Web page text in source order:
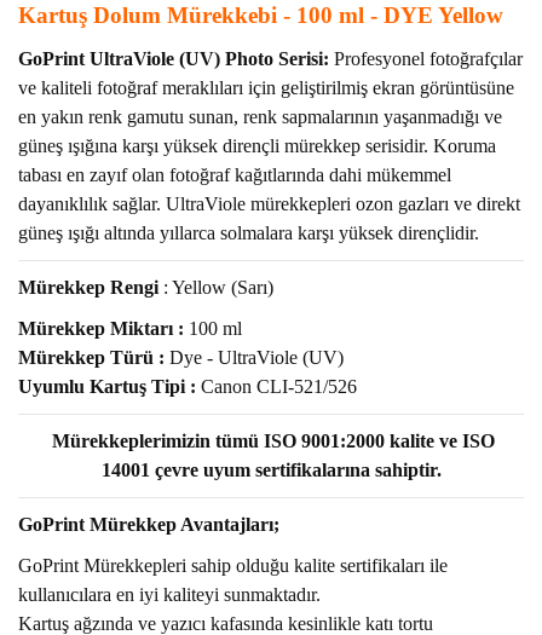
Kartuş Dolum Mürekkebi - 100 ml - DYE Yellow
GoPrint UltraViole (UV) Photo Serisi: Profesyonel fotoğrafçılar
ve kaliteli fotoğraf meraklıları için geliştirilmiş ekran görüntüsüne
en yakın renk gamutu sunan, renk sapmalarının yaşanmadığı ve
güneş ışığına karşı yüksek dirençli mürekkep serisidir. Koruma
tabası en zayıf olan fotoğraf kağıtlarında dahi mükemmel
dayanıklılık sağlar. UltraViole mürekkepleri ozon gazları ve direkt
güneş ışığı altında yıllarca solmalara karşı yüksek dirençlidir.
Mürekkep Rengi : Yellow (Sarı)
Mürekkep Miktarı : 100 ml
Mürekkep Türü : Dye - UltraViole (UV)
Uyumlu Kartuş Tipi : Canon CLI-521/526
Mürekkeplerimizin tümü ISO 9001:2000 kalite ve ISO
14001 çevre uyum sertifikalarına sahiptir.
GoPrint Mürekkep Avantajları;
GoPrint Mürekkepleri sahip olduğu kalite sertifikaları ile
kullanıcılara en iyi kaliteyi sunmaktadır.
Kartuş ağzında ve yazıcı kafasında kesinlikle katı tortu